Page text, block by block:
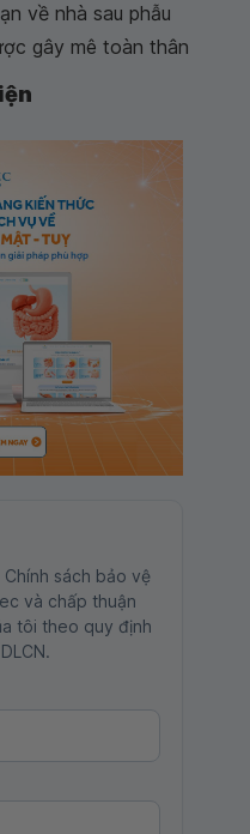
về nhà sau phẫu
gây mê toàn thân
sách bảo vệ
và chấp thuận
tôi theo quy định